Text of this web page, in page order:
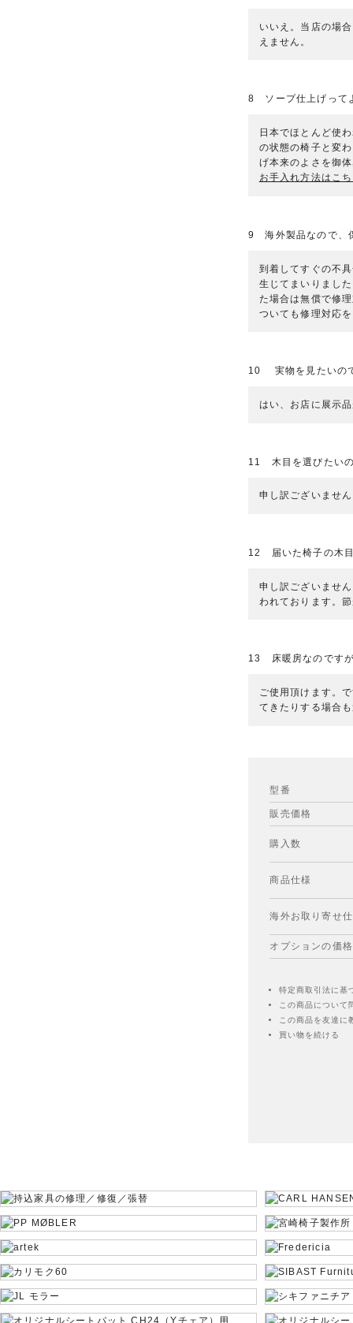
いいえ。当店の場
えません。
8 ソープ仕上げって
日本でほとんど使
の状態の椅子と変
げ本来のよさを御
お手入れ方法はこ
9 海外製品なので、
到着してすぐの不
生じてまいりまし
た場合は無償で修
ついても修理対応
10 実物を見たいの
はい、お店に展示
11 木目を選びたい
申し訳ございませ
12 届いた椅子の木目
申し訳ございませ
われております。
13 床暖房なのです
ご使用頂けます。
てきたりする場合
型番
販売価格
購入数
商品仕様
海外お取り寄せ
オプションの価
特定商取引法に基
この商品について
この商品を友達に
買い物を続ける